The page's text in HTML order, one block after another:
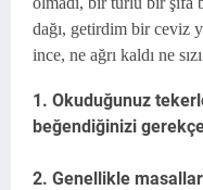
dağı, getirdim bir ceviz
ince, ne ağrı kaldı ne
1. Okuduğunuz
beğendiğinizi
2. Genellikle